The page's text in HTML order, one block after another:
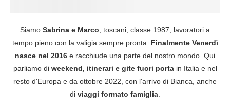
Siamo Sabrina e Marco, toscani, classe 1987, lavoratori a
tempo pieno con la valigia sempre pronta. Finalmente Venerdì
nasce nel 2016 e racchiude una parte del nostro mondo. Qui
parliamo di weekend, itinerari e gite fuori portain Italia e nel
resto d'Europa e da ottobre 2022, con l'arrivo di Bianca, anche
di viaggi formato famiglia.